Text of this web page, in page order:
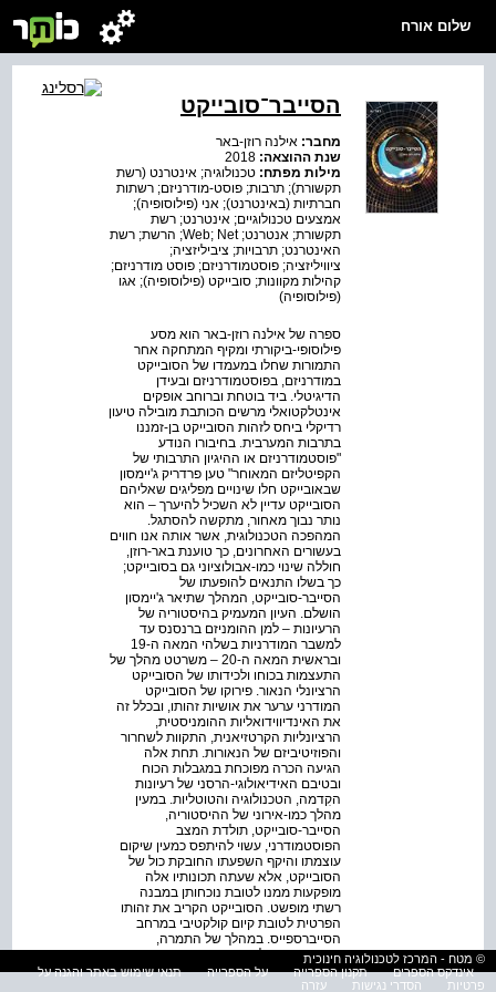
שלום אורח
הסייבר־סובייקט
מחבר: אילנה רוזן-באר
שנת ההוצאה:
מילות מפתח: טכנולוגיה; אינטרנט (רשת
תקשורת); תרבות; פוסט-מודרניזם; רשתות
חברתיות (באינטרנט); אני (פילוסופיה);
אמצעים טכנולוגיים; אינטרנט; רשת
תקשורת; אנטרנט; Web; Net; הרשת; רשת
האינטרנט; תרבויות; ציביליזציה;
ציוויליזציה; פוסטמודרניזם; פוסט מודרניזם;
קהילות מקוונות; סובייקט (פילוסופיה); אגו
(פילוסופיה)
ספרה של אילנה רוזן-באר הוא מסע
פילוסופי-ביקורתי ומקיף המתחקה אחר
התמורות שחלו במעמדו של הסובייקט
במודרניזם, בפוסטמודרניזם ובעידן
הדיגיטלי. ביד בוטחת וברוחב אופקים
אינטלקטואלי מרשים הכותבת מובילה טיעון
רדיקלי ביחס לזהות הסובייקט בן-זמננו
בתרבות המערבית. בחיבורו הנודע
"פוסטמודרניזם או ההיגיון התרבותי של
הקפיטליזם המאוחר" טען פרדריק ג'יימסון
שבאובייקט חלו שינויים מפליגים שאליהם
הסובייקט עדיין לא השכיל להיערך – הוא
נותר נבוך מאחור, מתקשה להסתגל.
המהפכה הטכנולוגית, אשר אותה אנו חווים
בעשורים האחרונים, כך טוענת באר-רוזן,
חוללה שינוי כמו-אבולוציוני גם בסובייקט;
כך בשלו התנאים להופעתו של
הסייבר-סובייקט, המהלך שתיאר ג'יימסון
הושלם. העיון המעמיק בהיסטוריה של
הרעיונות – למן ההומניזם ברנסנס עד
למשבר המודרניות בשלהי המאה ה-19
ובראשית המאה ה-20 – משרטט מהלך של
התעצמות בכוחו ולכידותו של הסובייקט
הרציונלי הנאור. פירוקו של הסובייקט
המודרני ערער את אושיות זהותו, ובכלל זה
את האינדיווידואליות ההומניסטית,
הרציונליות הקרטזיאנית, התקוות לשחרור
והפוזיטיביזם של הנאורות. תחת אלה
הגיעה הכרה מפוכחת במגבלות הכוח
ובטיבם האידיאולוגי-הרסני של רעיונות
הקִדמה, הטכנולוגיה והטוטליות. במעין
מהלך כמו-אירוני של ההיסטוריה,
הסייבר-סובייקט, תולדת המצב
הפוסטמודרני, עשוי להיתפס כמעין שיקום
עוצמתו והיקף השפעתו החובקת כול של
הסובייקט, אלא שעתה תכונותיו אלה
מופקעות ממנו לטובת נוכחותן במבנה
רשתי מופשט. הסובייקט הקריב את זהותו
הפרטית לטובת קיום קולקטיבי במרחב
הסייברספייס. במהלך של התמרה,
הסובייקט קם לתחייה בדמות
הסייבר-סובייקט. הסייבר-סובייקט, ישות
חדשה זו המופיעה על מפת ההיסטוריה,
© מטח - המרכז לטכנולוגיה חינוכית
אינדקס הספרים
תקנון הספרייה על הספרייה
תנאי שימוש באתר והגנה על
פרטיות
הסדרי נגישות עזרה